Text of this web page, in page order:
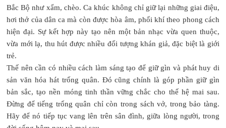
Bắc Bộ như xẩm, chèo. Ca khúc không chỉ giữ lại những giai điệu,
hơi thở của dân ca mà còn được hòa âm, phối khí theo phong cách
hiện đại. Sự kết hợp này tạo nên một bản nhạc vừa quen thuộc,
vừa mới lạ, thu hút được nhiều đối tượng khán giả, đặc biệt là giới
trẻ.
Thế nên cần có nhiều cách làm sáng tạo để giữ gìn và phát huy di
sản văn hóa hát trống quân. Đó cũng chính là góp phần giữ gìn
bản sắc, tạo nền móng tinh thần vững chắc cho thế hệ mai sau.
Đừng để tiếng trống quân chỉ còn trong sách vở, trong bảo tàng.
Hãy để nó tiếp tục vang lên trên sân đình, giữa lòng người, trong